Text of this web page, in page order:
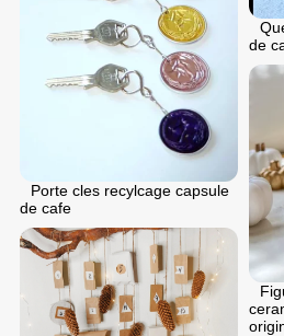
Porte cles recylcage capsule
de cafe
de